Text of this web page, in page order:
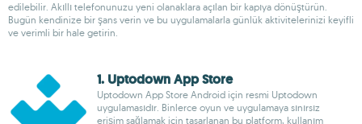
edilebilir. Akıllı telefonunuzu yeni olanaklara açılan bir kapıya dönüştürün.
Bugün kendinize bir şans verin ve bu uygulamalarla günlük aktivitelerinizi keyifli
ve verimli bir hale getirin.
1. Uptodown App Store
Uptodown App Store Android için resmi Uptodown
uygulamasıdır. Binlerce oyun ve uygulamaya sınırsız
erişim sağlamak için tasarlanan bu platform, kullanım